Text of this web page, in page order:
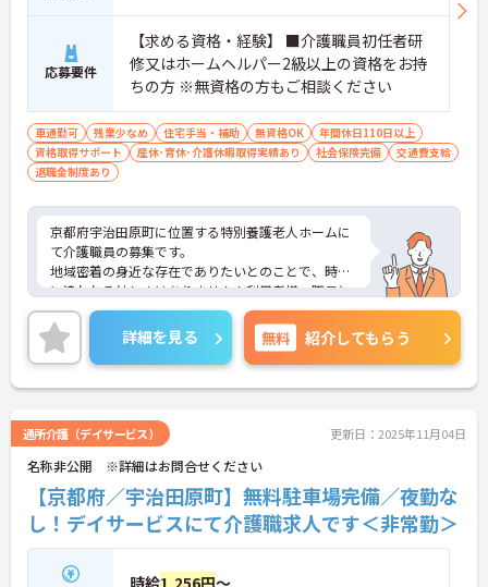
応募要件
【求める資格・経験】 ■介護職員初任者研
修又はホームヘルパー2級以上の資格をお持
ちの方 ※無資格の方もご相談ください
車通勤可 残業少なめ 住宅手当・補助 無資格OK
年間休日110日以上
資格取得サポート
産休･育休･介護休暇取得実績あり 社会保険完備
交通費支給
退職金制度あり
京都府宇治田原町に位置する特別養護老人ホームに
て介護職員の募集です。
地域密着の身近な存在でありたいとのことで、時間
に追われる忙しさはありません！利用者様、職員と
もにおっとりしている方が多く笑いが絶えない職場
です☆
スタッフさん同士とても仲が良く、皆さま定年まで
働かれる方がほとんどで、明るく働きやすい職場で
す！毎年泊りor日帰り旅行を開催されています♪
に詳細をお話しいたしますので、お気軽にご相談く
ださい。
詳細を見る 無料 紹介してもらう
通所介護（デイサービス） 更新日：2025年11月04日
名称非公開 ※詳細はお問合せください
【京都府／宇治田原町】無料駐車場完備／夜勤な
し！デイサービスにて介護職求人です＜非常勤＞